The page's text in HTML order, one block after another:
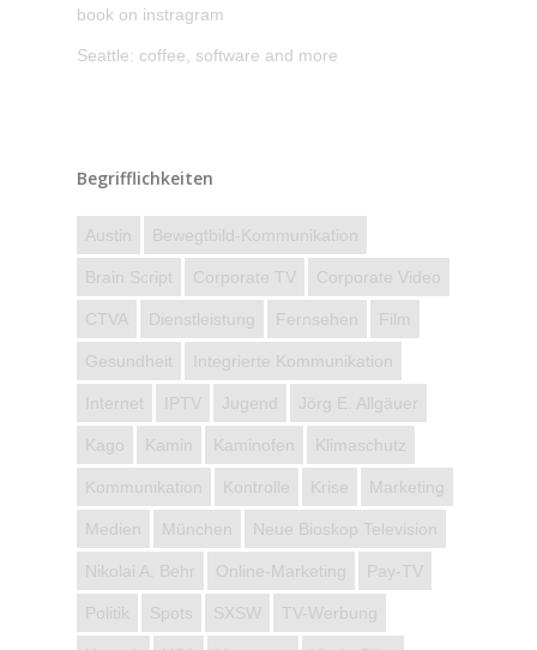
book on instragram
Seattle: coffee, software and more
Begrifflichkeiten
Austin Bewegtbild-Kommunikation
Brain Script Corporate TV Corporate Video
CTVA Dienstleistung Fernsehen Film
Gesundheit Integrierte Kommunikation
Internet IPTV Jugend Jörg E. Allgäuer
Kago Kamin Kaminofen Klimaschutz
Kommunikation Kontrolle Krise Marketing
Medien München Neue Bioskop Television
Nikolai A. Behr Online-Marketing Pay-TV
Politik Spots SXSW TV-Werbung